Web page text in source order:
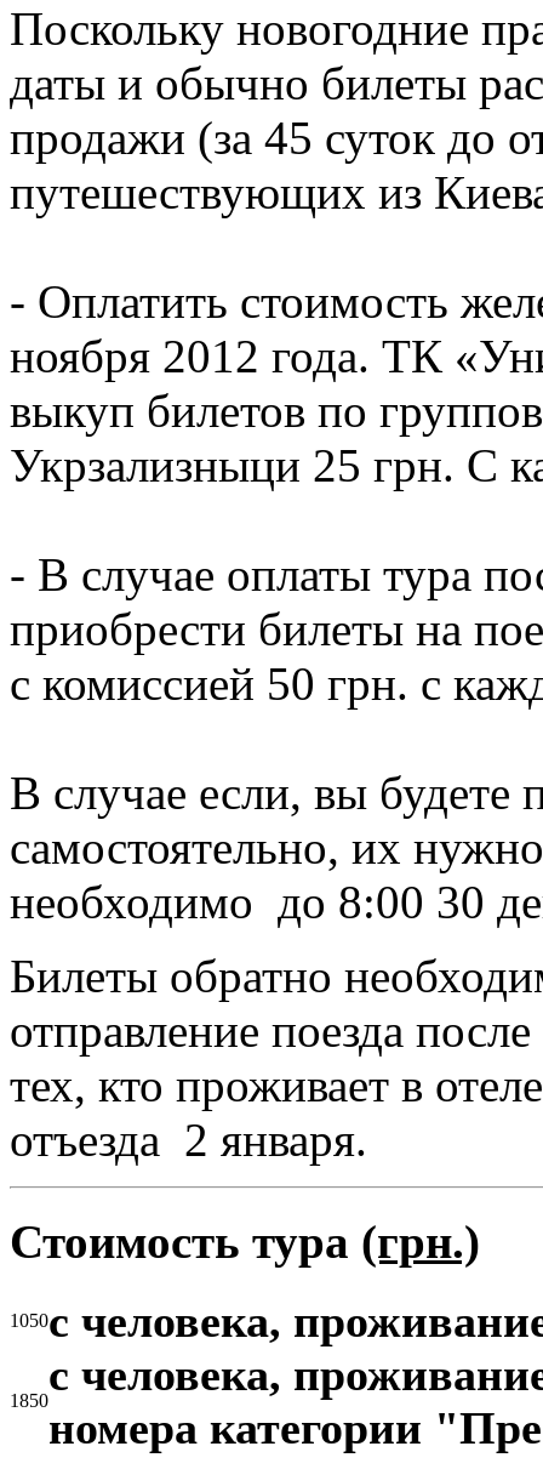
Поскольку новогодние
даты и обычно билеты
продажи (за 45 суток до
путешествующих из
- Оплатить стоимость
ноября 2012 года. ТК
выкуп билетов по
Укрзализныци 25 грн. С
- В случае оплаты тура
приобрести билеты на
с комиссией 50 грн. с
В случае если, вы будете
самостоятельно, их
необходимо до 8:00 30
Билеты обратно
отправление поезда
тех, кто проживает в
отъезда 2 января.
Стоимость тура (грн.)
1050с человека,
1850
с человека,
номера категории